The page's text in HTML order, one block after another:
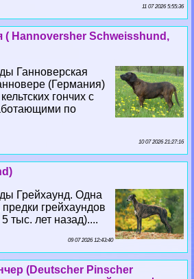
11 07 2026 5:55:36
( Hannoversher Schweisshund,
Ганноверская
(Германия)
гончих с
по
10 07 2026 21:27:16
Грейхаунд. Одна
грейхаундов
тыс. лет назад)....
09 07 2026 12:43:40
(Deutscher Pinscher